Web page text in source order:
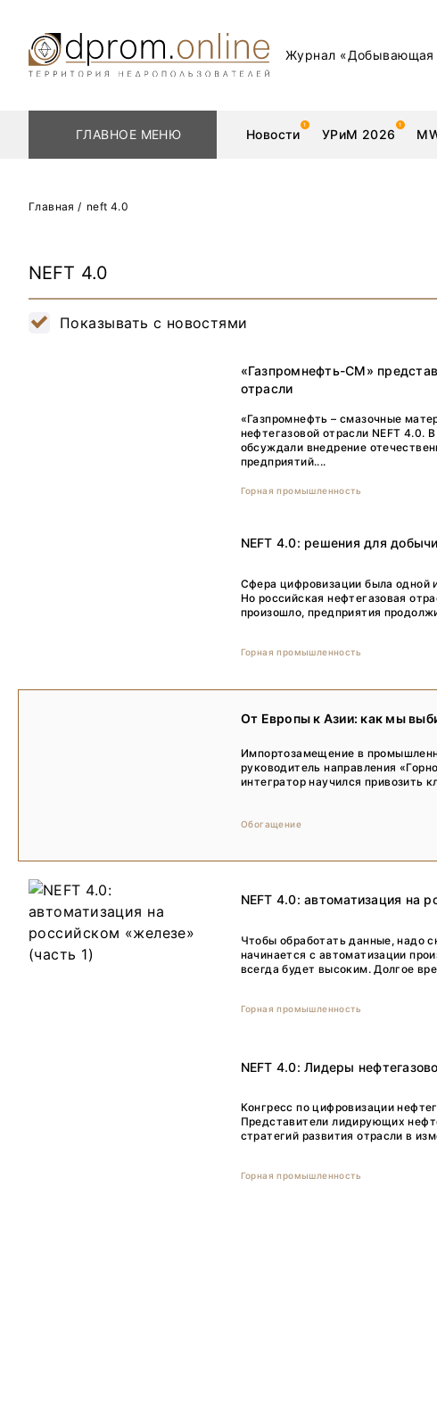
Журнал «Добывающая
ГЛАВНОЕ МЕНЮ Новости УРиМ 2026
Геологоразведка
Обогащение Золото
Нефть
Главная / neft 4.0
NEFT 4.0
Показывать с новостями
«Газпромнефть-СМ»
отрасли
«Газпромнефть – смазочные
нефтегазовой отрасли NEFT 4.0.
обсуждали внедрение
предприятий....
Горная промышленность
NEFT 4.0: решения для
Сфера цифровизации была одной
Но российская нефтегазовая
произошло, предприятия
Горная промышленность
От Европы к Азии: как мы
Импортозамещение в
руководитель направления
интегратор научился привозить
Обогащение
NEFT 4.0: автоматизация на
Чтобы обработать данные, надо
начинается с автоматизации
всегда будет высоким. Долгое
Горная промышленность
NEFT 4.0: Лидеры
Конгресс по цифровизации
Представители лидирующих
стратегий развития отрасли в
Горная промышленность